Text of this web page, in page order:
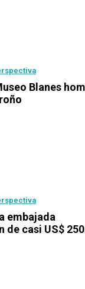
Blanes
embajada
de casi US$